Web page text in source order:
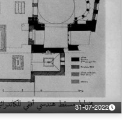
31-07-2022